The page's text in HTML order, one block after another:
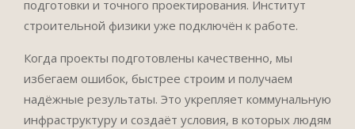
подготовки и точного проектирования. Институт
строительной физики уже подключён к работе.
Когда проекты подготовлены качественно, мы
избегаем ошибок, быстрее строим и получаем
надёжные результаты. Это укрепляет коммунальную
инфраструктуру и создаёт условия, в которых людям